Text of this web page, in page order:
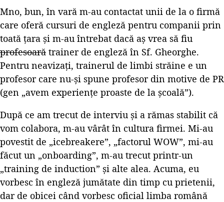
Mno, bun, în vară m-au contactat unii de la o firmă
care oferă cursuri de engleză pentru companii prin
toată țara și m-au întrebat dacă aș vrea să fiu
profesoară trainer de engleză în Sf. Gheorghe.
Pentru neavizați, trainerul de limbi străine e un
profesor care nu-și spune profesor din motive de PR
(gen „avem experiențe proaste de la școală”).
După ce am trecut de interviu și a rămas stabilit că
vom colabora, m-au vârât în cultura firmei. Mi-au
povestit de „icebreakere”, „factorul WOW”, mi-au
făcut un „onboarding”, m-au trecut printr-un
„training de induction” și alte alea. Acuma, eu
vorbesc în engleză jumătate din timp cu prietenii,
dar de obicei când vorbesc oficial limba română